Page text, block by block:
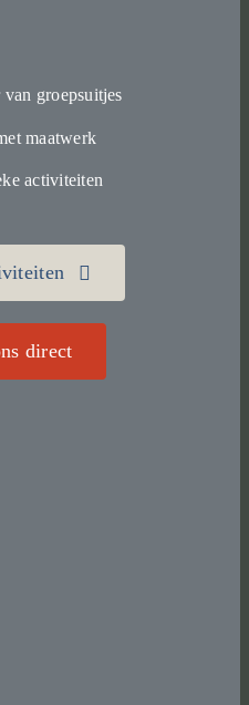
groepsuitjes
maatwerk
activiteiten
direct